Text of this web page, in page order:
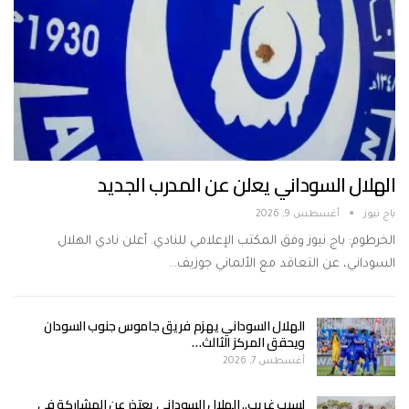
الهلال السوداني يعلن عن المدرب الجديد
باج نيوز أغسطس 9, 2026
الخرطوم: باج نيوز وفق المكتب الإعلامي للنادي. أعلن نادي الهلال
السوداني، عن التعاقد مع الألماني جوزيف…
الهلال السوداني يهزم فريق جاموس جنوب السودان
ويحقق المركز الثالث…
أغسطس 7, 2026
لسبب غريب.. الهلال السوداني يعتذر عن المشاركة في